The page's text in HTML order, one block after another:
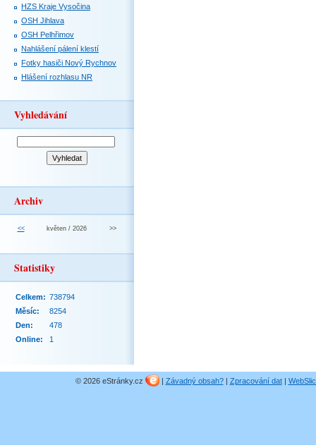
HZS Kraje Vysočina
OSH Jihlava
OSH Pelhřimov
Nahlášení pálení klestí
Fotky hasiči Nový Rychnov
Hlášení rozhlasu NR
Vyhledávání
Archiv
<< květen / 2026 >>
Statistiky
Online: 1
Celkem: 738794
Měsíc:
8254
Den:
478
© 2026 eStránky.cz | Závadný obsah?| Zpracování dat|